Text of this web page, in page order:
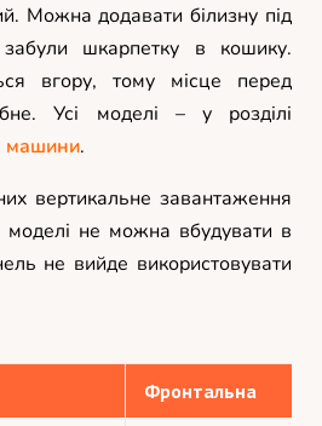
Можна додавати білизну під
шкарпетку в кошику.
вгору, тому місце перед
Усі моделі – у розділі
машини.
вертикальне завантаження
моделі не можна вбудувати в
не вийде використовувати
Фронтальна